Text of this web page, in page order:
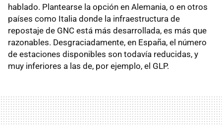
hablado. Plantearse la opción en Alemania, o en otros
países como Italia donde la infraestructura de
repostaje de GNC está más desarrollada, es más que
razonables. Desgraciadamente, en España, el número
de estaciones disponibles son todavía reducidas, y
muy inferiores a las de, por ejemplo, el GLP.